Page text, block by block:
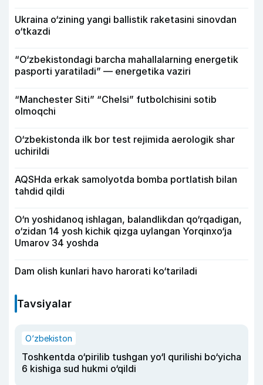
Ukraina o‘zining yangi ballistik raketasini sinovdan
o‘tkazdi
“O‘zbekistondagi barcha mahallalarning energetik
pasporti yaratiladi” — energetika vaziri
“Manchester Siti” “Chelsi” futbolchisini sotib
olmoqchi
O‘zbekistonda ilk bor test rejimida aerologik shar
uchirildi
AQSHda erkak samolyotda bomba portlatish bilan
tahdid qildi
O‘n yoshidanoq ishlagan, balandlikdan qo‘rqadigan,
o‘zidan 14 yosh kichik qizga uylangan Yorqinxo‘ja
Umarov 34 yoshda
Dam olish kunlari havo harorati ko‘tariladi
Tavsiyalar
O‘zbekiston
Toshkentda o‘pirilib tushgan yo‘l qurilishi bo‘yicha
6 kishiga sud hukmi o‘qildi